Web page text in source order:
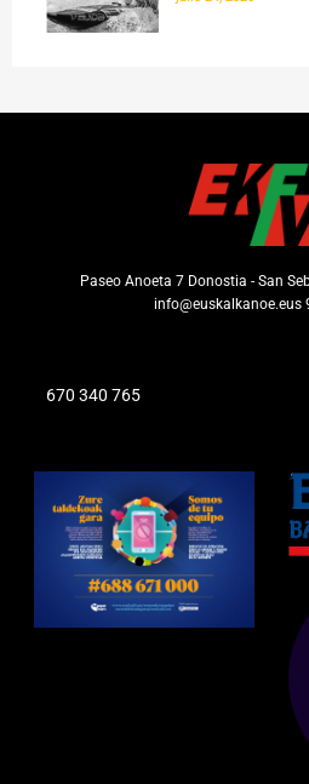
Paseo Anoeta 7 Donostia - San
info@euskalkanoe.eus
670 340 765